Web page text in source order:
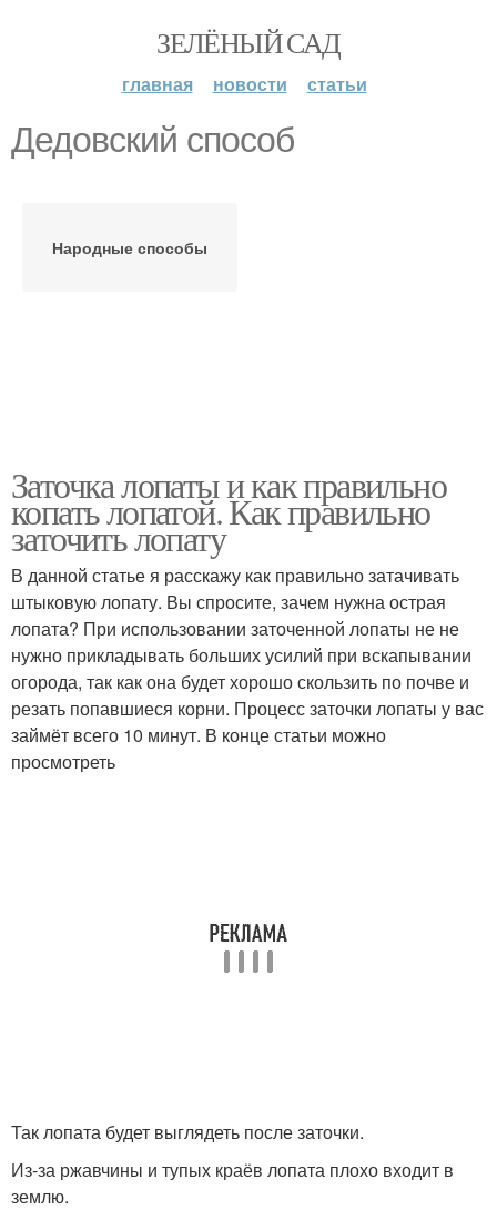
ЗЕЛЁНЫЙ САД
главная новости статьи
Дедовский способ
Народные способы
Заточка лопаты и как правильно
копать лопатой. Как правильно
заточить лопату
В данной статье я расскажу как правильно затачивать
штыковую лопату. Вы спросите, зачем нужна острая
лопата? При использовании заточенной лопаты не не
нужно прикладывать больших усилий при вскапывании
огорода, так как она будет хорошо скользить по почве и
резать попавшиеся корни. Процесс заточки лопаты у вас
займёт всего 10 минут. В конце статьи можно
просмотреть
Так лопата будет выглядеть после заточки.
Из-за ржавчины и тупых краёв лопата плохо входит в
землю.